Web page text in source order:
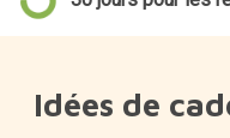
Idées de